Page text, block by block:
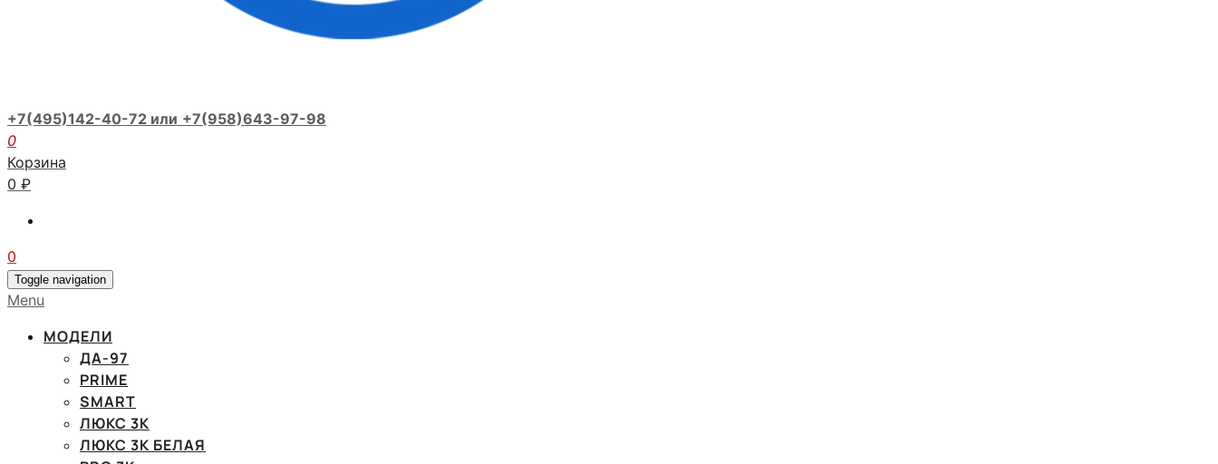
+7(495)142-40-72 или +7(958)643-97-98
0
Корзина
0 ₽
0
Toggle navigation
Menu
МОДЕЛИ
ДА-97
PRIME
SMART
ЛЮКС 3К
ЛЮКС 3К БЕЛАЯ